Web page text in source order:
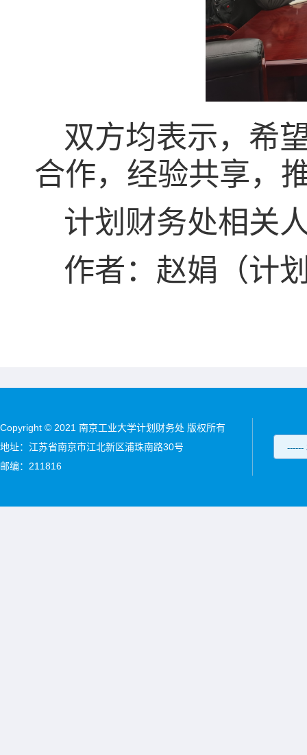
双方均表示，希
合作，经验共享，
计划财务处相关
作者：赵娟（计
Copyright © 2021 南京工业大学计划财务处 版权所有
地址：江苏省南京市江北新区浦珠南路30号
邮编：211816